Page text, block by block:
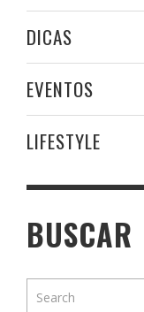
DICAS
EVENTOS
LIFESTYLE
BUSCAR